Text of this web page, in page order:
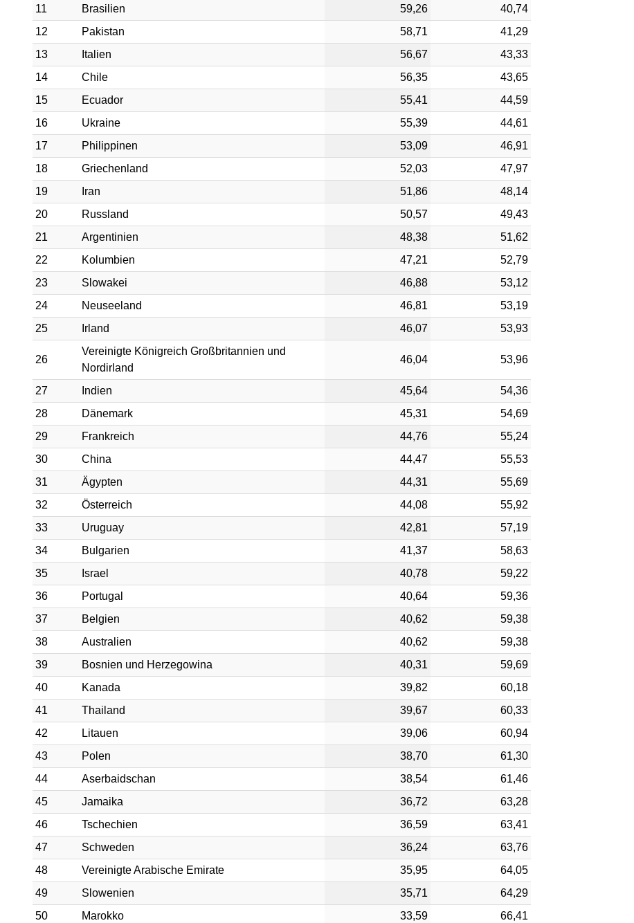
11
Brasilien 59,26
40,74
12
Pakistan 58,71
41,29
13
Italien 56,67
43,33
14
Chile 56,35
43,65
15
Ecuador 55,41
44,59
16
Ukraine 55,39
44,61
17
Philippinen 53,09
46,91
18
Griechenland 52,03
47,97
19
Iran 51,86
48,14
20
Russland 50,57
49,43
21
Argentinien 48,38
51,62
22
Kolumbien 47,21
52,79
23
Slowakei 46,88
53,12
24
Neuseeland 46,81
53,19
25
Irland 46,07 53,93
26
Vereinigte Königreich Großbritannien und
Nordirland
46,04 53,96
27 Indien 45,64
54,36
28
Dänemark 45,31
54,69
29
Frankreich 44,76
55,24
30
China 44,47
55,53
31
Ägypten 44,31
55,69
32
Österreich 44,08
55,92
33
Uruguay 42,81
57,19
34
Bulgarien 41,37
58,63
35
Israel 40,78
59,22
36
Portugal 40,64
59,36
37
Belgien 40,62
59,38
38
Australien 40,62
59,38
39
Bosnien und Herzegowina 40,31
59,69
40
Kanada 39,82
60,18
41
Thailand 39,67
60,33
42
Litauen 39,06
60,94
43
Polen 38,70
61,30
44
Aserbaidschan 38,54
61,46
45
Jamaika 36,72
63,28
46
Tschechien 36,59
63,41
47
Schweden 36,24
63,76
48
Vereinigte Arabische Emirate 35,95
64,05
49
Slowenien 35,71
64,29
50
Marokko 33,59
66,41